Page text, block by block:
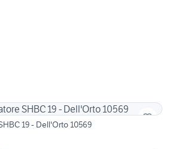
19 - Dell'Orto 10569